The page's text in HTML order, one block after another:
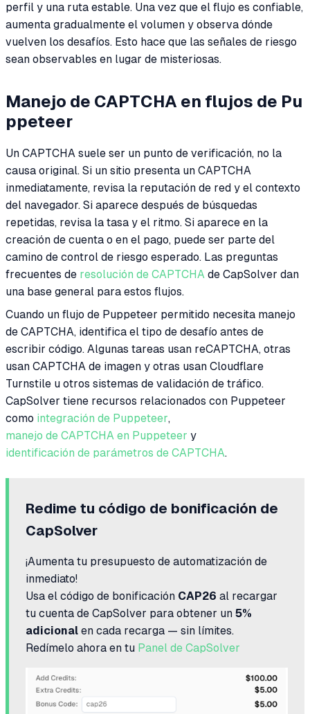
perfil y una ruta estable. Una vez que el flujo es confiable,
aumenta gradualmente el volumen y observa dónde
vuelven los desafíos. Esto hace que las señales de riesgo
sean observables en lugar de misteriosas.
Manejo de CAPTCHA en flujos de Pu
ppeteer
Un CAPTCHA suele ser un punto de verificación, no la
causa original. Si un sitio presenta un CAPTCHA
inmediatamente, revisa la reputación de red y el contexto
del navegador. Si aparece después de búsquedas
repetidas, revisa la tasa y el ritmo. Si aparece en la
creación de cuenta o en el pago, puede ser parte del
camino de control de riesgo esperado. Las preguntas
frecuentes de resolución de CAPTCHA de CapSolver dan
una base general para estos flujos.
Cuando un flujo de Puppeteer permitido necesita manejo
de CAPTCHA, identifica el tipo de desafío antes de
escribir código. Algunas tareas usan reCAPTCHA, otras
usan CAPTCHA de imagen y otras usan Cloudflare
Turnstile u otros sistemas de validación de tráfico.
CapSolver tiene recursos relacionados con Puppeteer
como integración de Puppeteer,
manejo de CAPTCHA en Puppeteer y
identificación de parámetros de CAPTCHA.
Redime tu código de bonificación de
CapSolver
¡Aumenta tu presupuesto de automatización de
inmediato!
Usa el código de bonificación CAP26 al recargar
tu cuenta de CapSolver para obtener un 5%
adicional en cada recarga — sin límites.
Redímelo ahora en tu Panel de CapSolver